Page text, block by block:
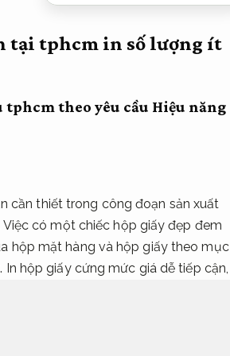
tại tphcm in số lượng ít
theo yêu cầu Hiệu năng
cần thiết trong công đoạn sản xuất
có một chiếc hộp giấy đẹp đem
hộp mặt hàng và hộp giấy theo mục
hộp giấy cứng mức giá dễ tiếp cận,